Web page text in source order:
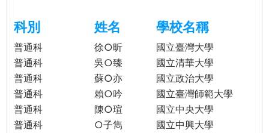
格。
e
r
e
科別 姓名 學校名稱
普通科 徐○昕
國立臺灣大學
普通科
吳○臻
國立清華大學
普通科
蘇○亦
國立政治大學
普通科
賴○吟
國立臺灣師範大學
普通科
陳○瑄
國立中央大學
普通科
○子雋
國立中興大學